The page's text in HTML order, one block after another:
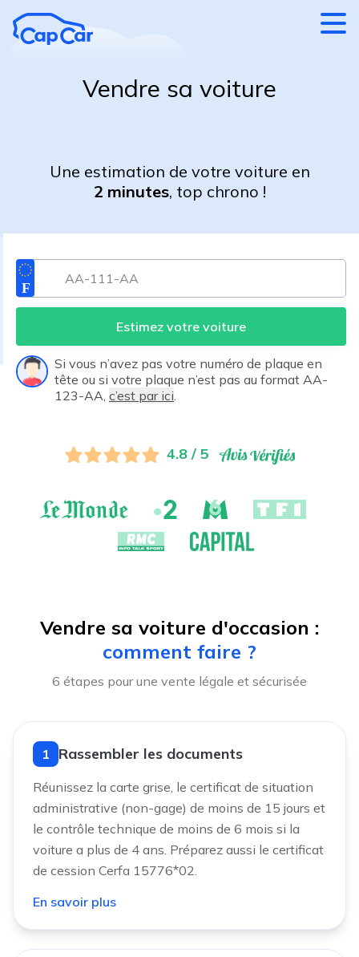
Vendre sa voiture
Une estimation de votre voiture en
2 minutes, top chrono !
Estimez votre voiture
Si vous n’avez pas votre numéro de plaque en
tête ou si votre plaque n’est pas au format AA-
123-AA, c’est par ici
4.8 / 5
Vendre sa voiture d'occasion :
comment faire ?
6 étapes pour une vente légale et sécurisée
1 Rassembler les documents
Réunissez la carte grise, le certificat de situation
administrative (non-gage) de moins de 15 jours et
le contrôle technique de moins de 6 mois si la
voiture a plus de 4 ans. Préparez aussi le certificat
de cession Cerfa 15776*02.
En savoir plus